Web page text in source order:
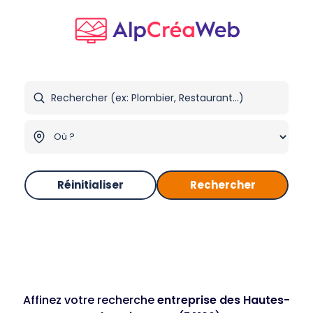
Réinitialiser Rechercher
Affinez votre rechercheentreprise des Hautes-